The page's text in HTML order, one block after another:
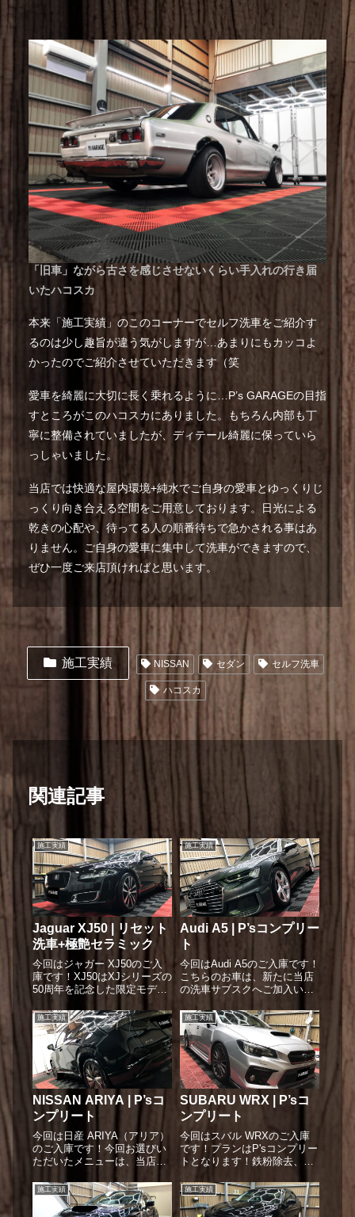
「旧車」ながら古さを感じさせないくらい手入れの行き届
いたハコスカ
本来「施工実績」のこのコーナーでセルフ洗車をご紹介す
るのは少し趣旨が違う気がしますが…あまりにもカッコよ
かったのでご紹介させていただきます（笑
愛車を綺麗に大切に長く乗れるように…P’s GARAGEの目指
すところがこのハコスカにありました。もちろん内部も丁
寧に整備されていましたが、ディテール綺麗に保っていら
っしゃいました。
当店では快適な屋内環境+純水でご自身の愛車とゆっくりじ
っくり向き合える空間をご用意しております。日光による
乾きの心配や、待ってる人の順番待ちで急かされる事はあ
りません。ご自身の愛車に集中して洗車ができますので、
ぜひ一度ご来店頂ければと思います。
施工実績 NISSAN セダン セルフ洗車
ハコスカ
関連記事
施工実績
Jaguar XJ50 | リセット
洗車+極艶セラミック
今回はジャガー XJ50のご入
庫です！XJ50はXJシリーズの
50周年を記念した限定モデル
だそうです！！今回は定期洗
車プラン（サブスク）の初回
としてリセット洗車+スケー
ル除去、極艶セラミックコー
ティングのフルコースの施工
となります！当店初ジ...
施工実績
Audi A5 | P’sコンプリー
ト
今回はAudi A5のご入庫です！
こちらのお車は、新たに当店
の洗車サブスクへご加入いた
だいたお客様のお車。サブス
ク開始後の初回施工として、
当店最上位の洗車メニューと
なる「P'sコンプリート」を施
工させていただきました。洗
車前の状態は、ぱっと...
施工実績
NISSAN ARIYA | P’sコ
ンプリート
今回は日産 ARIYA（アリア）
のご入庫です！今回お選びい
ただいたメニューは、当店の
となる「P'sコンプリート」。
ご入庫時はボディ全体に砂埃
や花粉などの表面的な汚れが
施工実績
SUBARU WRX | P’sコ
ンプリート
今回はスバル WRXのご入庫
です！プランはP'sコンプリー
トとなります！鉄粉除去、ス
ボディ本来の輝きを取り戻し
ます！こちらのお車は普段は
ご自身で洗車されているお車
施工実績 施工実績